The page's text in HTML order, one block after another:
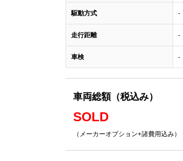
駆動方式 -
走行距離 -
車検 -
車両総額（税込み）
SOLD
（メーカーオプション+諸費用込み）